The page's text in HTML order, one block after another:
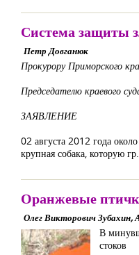
Система защиты
Петр Довганюк
Прокурору Приморского
Председателю краевого
ЗАЯВЛЕНИЕ
02 августа 2012 года
крупная собака, которую
Оранжевые
Олег Викторович Зубахин,
В
стоков